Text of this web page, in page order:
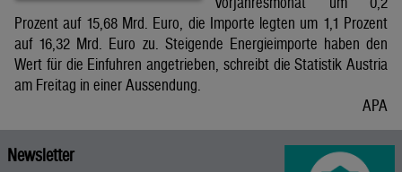
Prozent auf 15,68 Mrd. Euro, die Importe legten um 1,1 Prozent
auf 16,32 Mrd. Euro zu. Steigende Energieimporte haben den
Wert für die Einfuhren angetrieben, schreibt die Statistik Austria
am Freitag in einer Aussendung.
APA
Newsletter